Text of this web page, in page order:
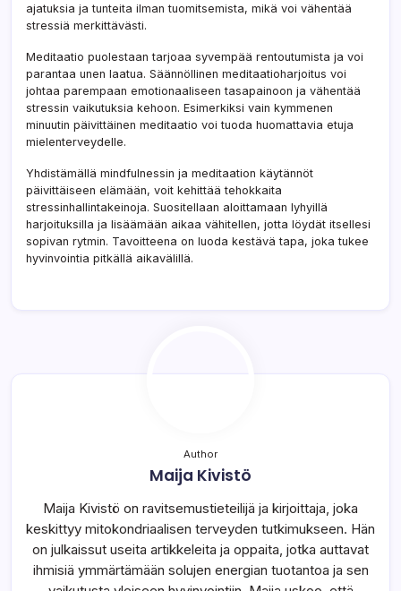
ajatuksia ja tunteita ilman tuomitsemista, mikä voi vähentää
stressiä merkittävästi.
Meditaatio puolestaan tarjoaa syvempää rentoutumista ja voi
parantaa unen laatua. Säännöllinen meditaatioharjoitus voi
johtaa parempaan emotionaaliseen tasapainoon ja vähentää
stressin vaikutuksia kehoon. Esimerkiksi vain kymmenen
minuutin päivittäinen meditaatio voi tuoda huomattavia etuja
mielenterveydelle.
Yhdistämällä mindfulnessin ja meditaation käytännöt
päivittäiseen elämään, voit kehittää tehokkaita
stressinhallintakeinoja. Suositellaan aloittamaan lyhyillä
harjoituksilla ja lisäämään aikaa vähitellen, jotta löydät itsellesi
sopivan rytmin. Tavoitteena on luoda kestävä tapa, joka tukee
hyvinvointia pitkällä aikavälillä.
Author
Maija Kivistö
Maija Kivistö on ravitsemustieteilijä ja kirjoittaja, joka
keskittyy mitokondriaalisen terveyden tutkimukseen. Hän
on julkaissut useita artikkeleita ja oppaita, jotka auttavat
ihmisiä ymmärtämään solujen energian tuotantoa ja sen